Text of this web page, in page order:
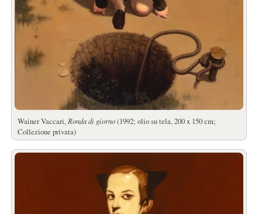
Wainer Vaccari, Ronda di giorno(1992; olio su tela, 200 x 150 cm;
Collezione privata)